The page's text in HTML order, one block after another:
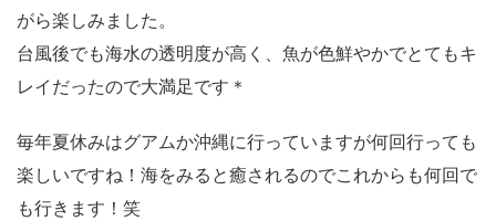
がら楽しみました。
台風後でも海水の透明度が高く、魚が色鮮やかでとてもキ
レイだったので大満足です＊
毎年夏休みはグアムか沖縄に行っていますが何回行っても
楽しいですね！海をみると癒されるのでこれからも何回で
も行きます！笑